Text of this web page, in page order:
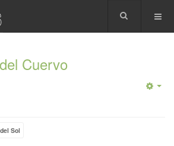
Cuervo
Sol